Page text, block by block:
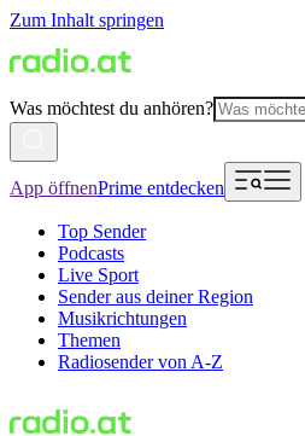
Zum Inhalt springen
Was möchtest du anhören?
App öffnenPrime entdecken
Top Sender
Podcasts
Live Sport
Sender aus deiner Region
Musikrichtungen
Themen
Radiosender von A-Z